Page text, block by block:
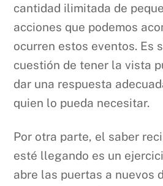
cantidad ilimitada de
acciones que podemos
ocurren estos eventos. Es
cuestión de tener la vista
dar una respuesta
quien lo pueda necesitar.
Por otra parte, el saber
esté llegando es un
abre las puertas a nuevos